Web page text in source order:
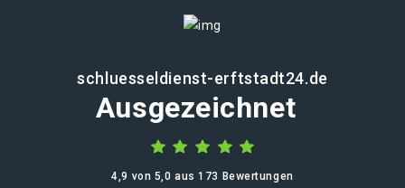
schluesseldienst-erftstadt24.de
Ausgezeichnet
4,9 von 5,0 aus 173 Bewertungen